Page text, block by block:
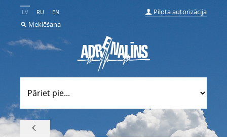
LV RU EN
Meklēšana
Pilota autorizācija